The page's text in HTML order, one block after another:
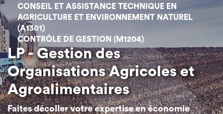
CONSEIL ET ASSISTANCE TECHNIQUE EN
AGRICULTURE ET ENVIRONNEMENT NATUREL
(A1301)
CONTRÔLE DE GESTION (M1204)
LP - Gestion des
Organisations Agricoles et
Agroalimentaires
Faites décoller votre expertise en économie